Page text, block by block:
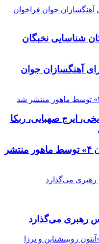
شناسایی نخبگان
آهنگسازان جوان
ایرج صهبایی، ربکا
آلبوم «موسیقی نو در ایران ۴» توسط ماهور منتشر
رهبری می‌گذارد